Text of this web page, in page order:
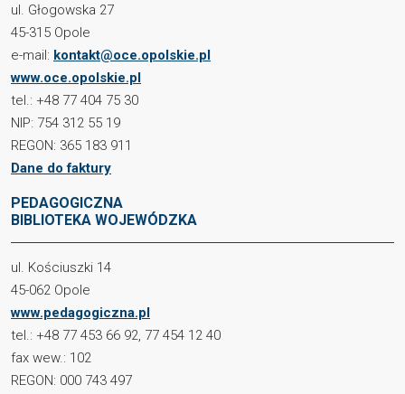
ul. Głogowska 27
45-315 Opole
e-mail: kontakt@oce.opolskie.pl
www.oce.opolskie.pl
tel.: +48 77 404 75 30
NIP: 754 312 55 19
REGON: 365 183 911
Dane do faktury
PEDAGOGICZNA
BIBLIOTEKA WOJEWÓDZKA
ul. Kościuszki 14
45-062 Opole
www.pedagogiczna.pl
tel.: +48 77 453 66 92, 77 454 12 40
fax wew.: 102
REGON: 000 743 497